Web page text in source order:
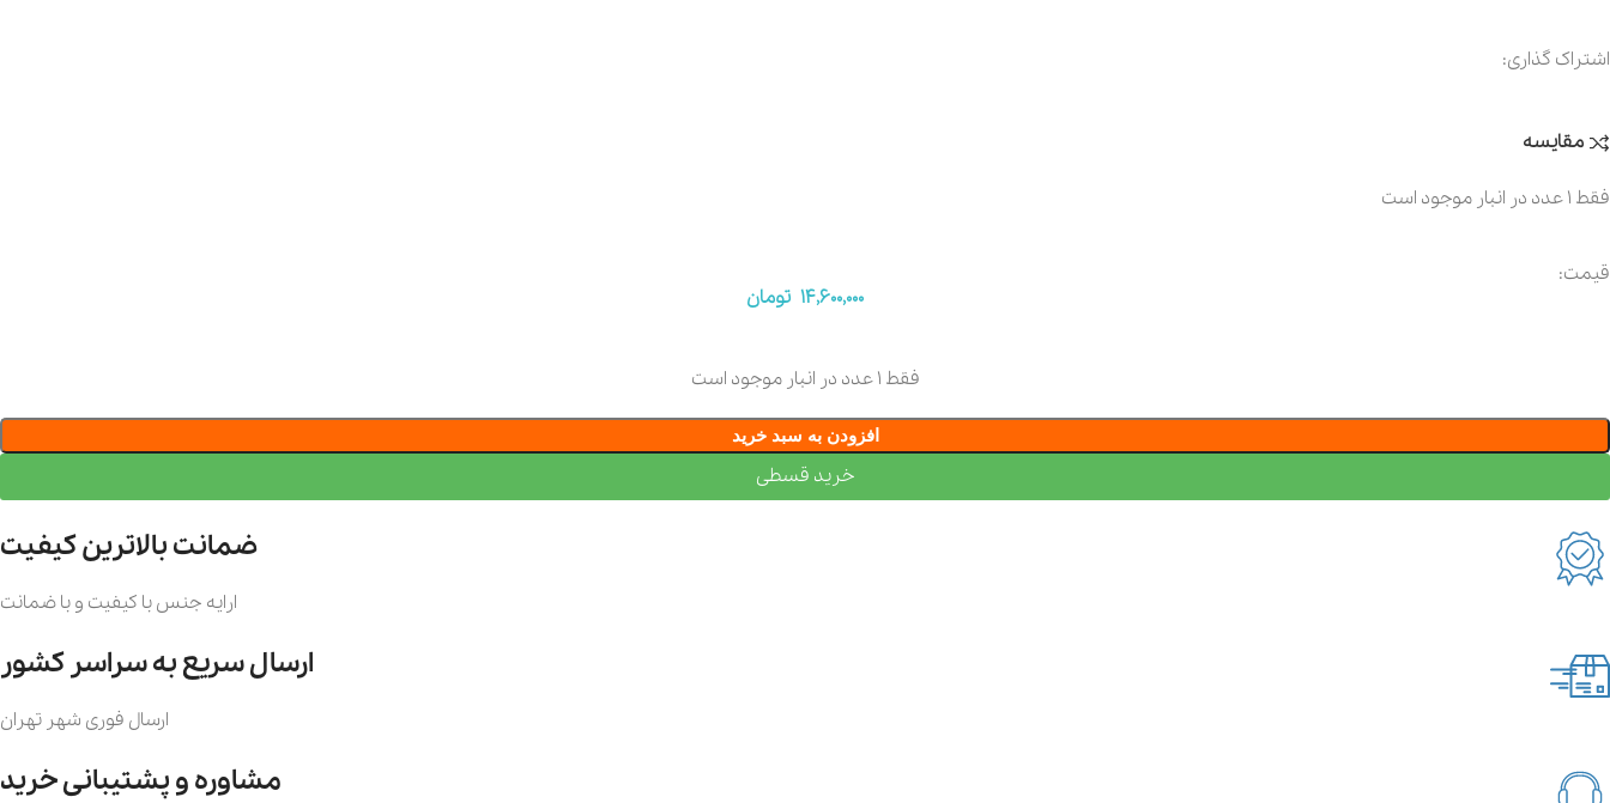
اشتراک گذاری:
مقایسه
فقط 1 عدد در انبار موجود است
قیمت:
14,600,000 تومان
فقط 1 عدد در انبار موجود است
افزودن به سبد خرید
خرید قسطی
ضمانت بالاترین کیفیت
ارایه جنس با کیفیت و با ضمانت
ارسال سریع به سراسر کشور
ارسال فوری شهر تهران
مشاوره و پشتیبانی خرید